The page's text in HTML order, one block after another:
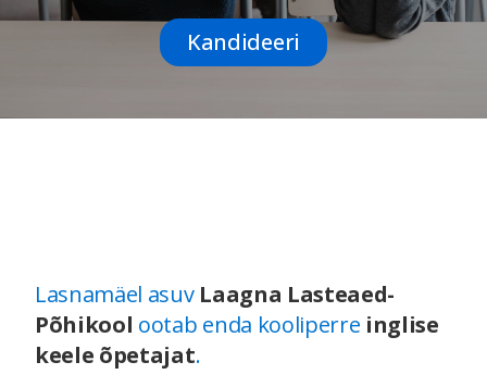
Kandideeri
Lasnamäel asuv Laagna Lasteaed-
Põhikool ootab enda kooliperre inglise
keele õpetajat.